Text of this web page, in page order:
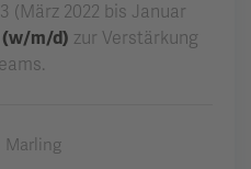
(März 2022 bis Januar
(w/m/d) zur Verstärkung
Marling